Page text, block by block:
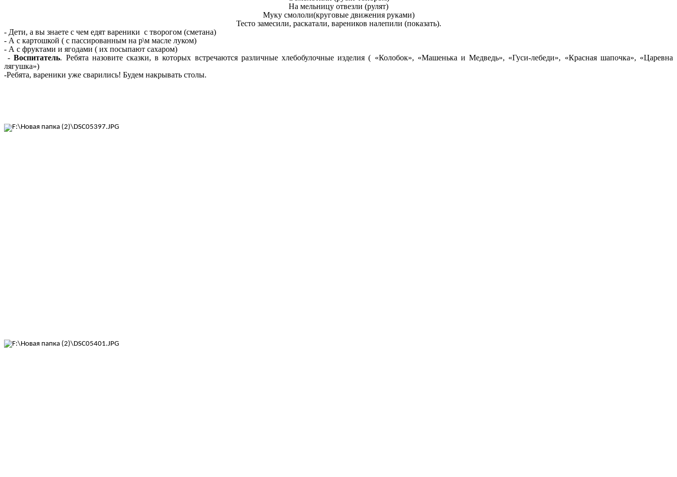
На мельницу отвезли (рулят)
Муку смололи(круговые движения руками)
Тесто замесили, раскатали, вареников налепили (показать).
- Дети, а вы знаете с чем едят вареники с творогом (сметана)
- А с картошкой ( с пассированным на р\м масле луком)
- А с фруктами и ягодами ( их посыпают сахаром)
-Воспитатель. Ребята назовите сказки, в которых встречаются различные хлебобулочные изделия ( «Колобок», «Машенька и Медведь», «Гуси-лебеди», «Красная шапочка», «Царевна
лягушка»)
-Ребята, вареники уже сварились! Будем накрывать столы.